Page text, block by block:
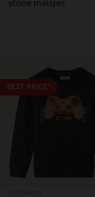
stone meisjes
BEST PRICE*